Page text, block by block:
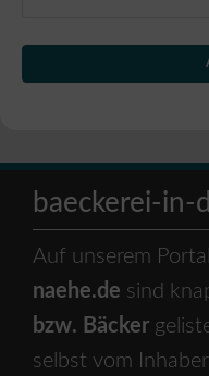
baeckerei-in-
Auf unserem Portal
naehe.de sind
bzw. Bäcker
selbst vom